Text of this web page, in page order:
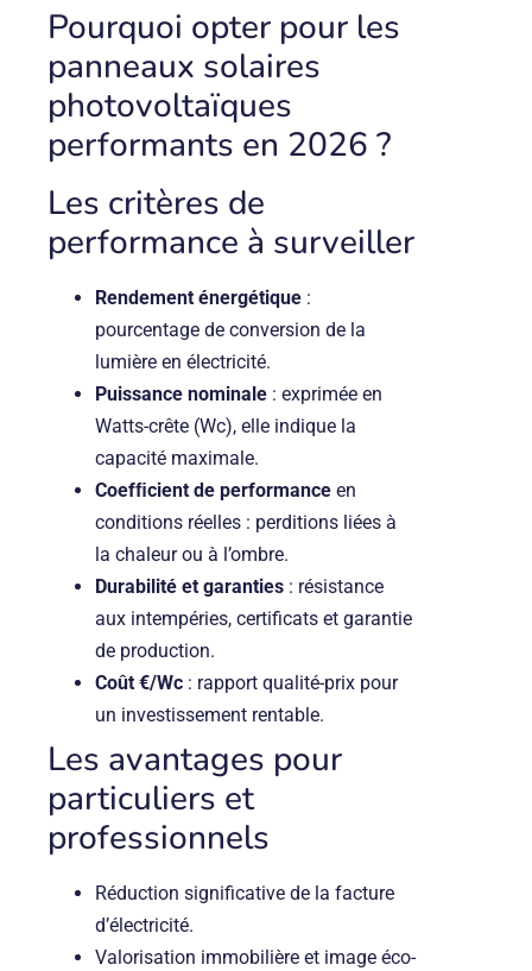
Pourquoi opter pour les
panneaux solaires
photovoltaïques
performants en 2026 ?
Les critères de
performance à surveiller
Rendement énergétique :
pourcentage de conversion de la
lumière en électricité.
Puissance nominale : exprimée en
Watts-crête (Wc), elle indique la
capacité maximale.
Coefﬁcient de performance en
conditions réelles : perditions liées à
la chaleur ou à l’ombre.
Durabilité et garanties : résistance
aux intempéries, certificats et garantie
de production.
Coût €/Wc : rapport qualité-prix pour
un investissement rentable.
Les avantages pour
particuliers et
professionnels
Réduction significative de la facture
d’électricité.
Valorisation immobilière et image éco-